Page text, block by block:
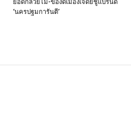
ยอดกล้วยไม้-ของดีเมืองเจดีย์ชูแบรนด์
‘นครปฐมการันตี’